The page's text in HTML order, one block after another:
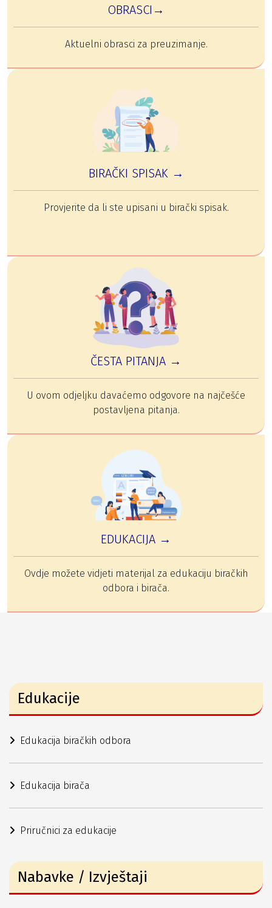
OBRASCI→
Aktuelni obrasci za preuzimanje.
BIRAČKI SPISAK →
Provjerite da li ste upisani u birački spisak.
ČESTA PITANJA →
U ovom odjeljku davaćemo odgovore na najčešće
postavljena pitanja.
EDUKACIJA →
Ovdje možete vidjeti materijal za edukaciju biračkih
odbora i birača.
Edukacije
Edukacija biračkih odbora
Edukacija birača
Priručnici za edukacije
Nabavke / Izvještaji